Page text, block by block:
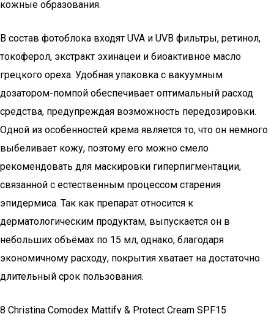
кожные образования.
В состав фотоблока входят UVA и UVB фильтры, ретинол,
токоферол, экстракт эхинацеи и биоактивное масло
грецкого ореха. Удобная упаковка с вакуумным
дозатором-помпой обеспечивает оптимальный расход
средства, предупреждая возможность передозировки.
Одной из особенностей крема является то, что он немного
выбеливает кожу, поэтому его можно смело
рекомендовать для маскировки гиперпигментации,
связанной с естественным процессом старения
эпидермиса. Так как препарат относится к
дерматологическим продуктам, выпускается он в
небольших объёмах по 15 мл, однако, благодаря
экономичному расходу, покрытия хватает на достаточно
длительный срок пользования.
8 Christina Comodex Mattify & Protect Cream SPF15